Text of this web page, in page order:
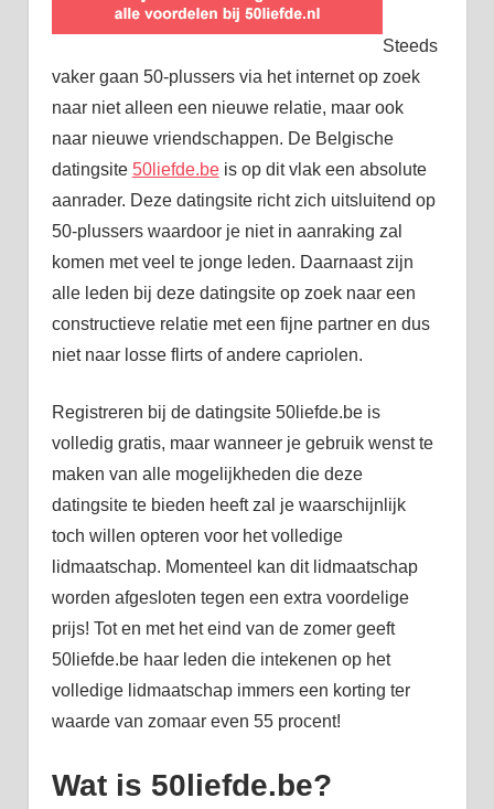
Steeds
vaker gaan 50-plussers via het internet op zoek
naar niet alleen een nieuwe relatie, maar ook
naar nieuwe vriendschappen. De Belgische
datingsite 50liefde.beis op dit vlak een absolute
aanrader. Deze datingsite richt zich uitsluitend op
50-plussers waardoor je niet in aanraking zal
komen met veel te jonge leden. Daarnaast zijn
alle leden bij deze datingsite op zoek naar een
constructieve relatie met een fijne partner en dus
niet naar losse flirts of andere capriolen.
Registreren bij de datingsite 50liefde.be is
volledig gratis, maar wanneer je gebruik wenst te
maken van alle mogelijkheden die deze
datingsite te bieden heeft zal je waarschijnlijk
toch willen opteren voor het volledige
lidmaatschap. Momenteel kan dit lidmaatschap
worden afgesloten tegen een extra voordelige
prijs! Tot en met het eind van de zomer geeft
50liefde.be haar leden die intekenen op het
volledige lidmaatschap immers een korting ter
waarde van zomaar even 55 procent!
Wat is 50liefde.be?